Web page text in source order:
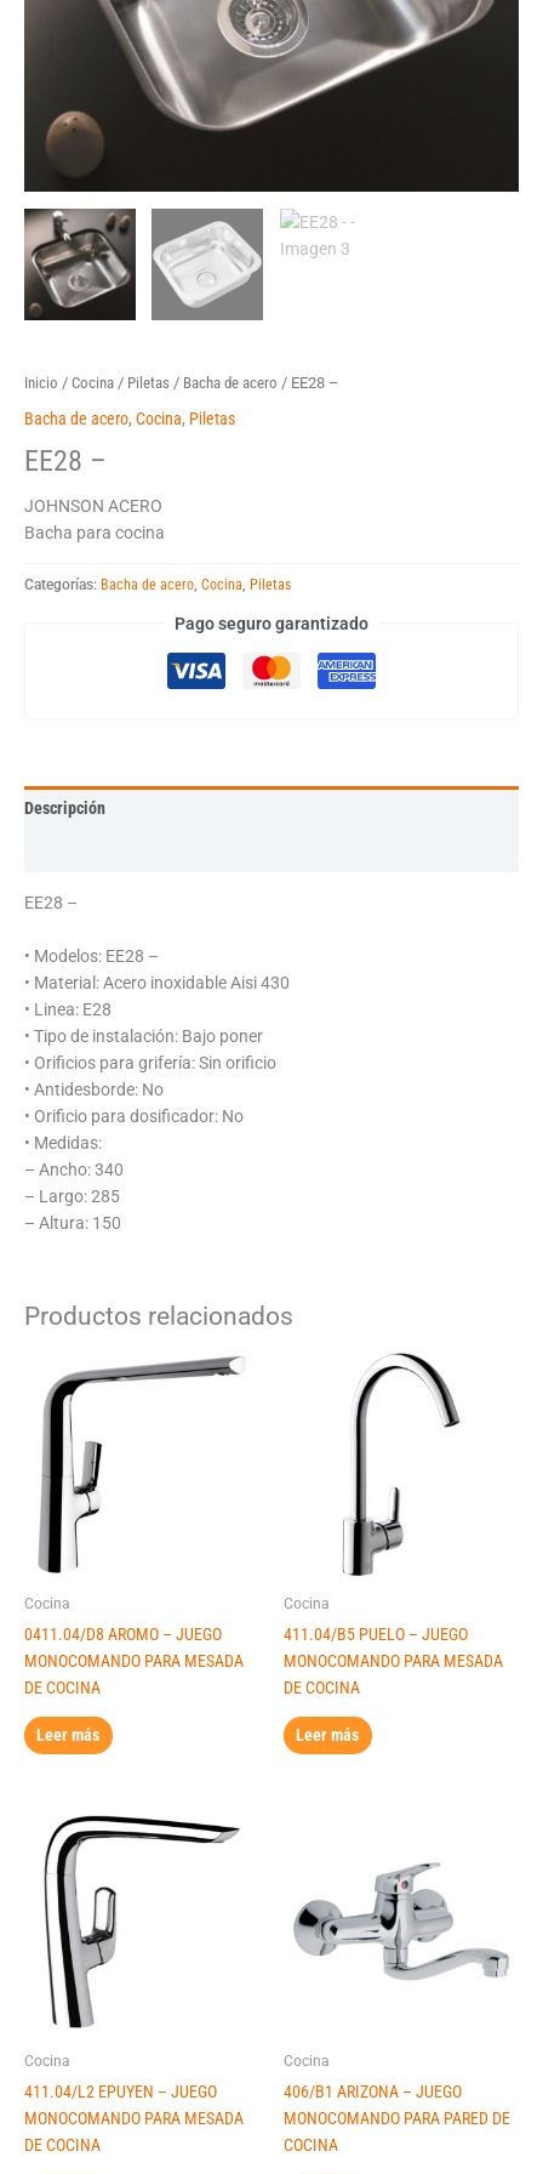
Inicio / Cocina / Piletas / Bacha de acero / EE28 –
Bacha de acero, Cocina, Piletas
EE28 –
JOHNSON ACERO
Bacha para cocina
Categorías: Bacha de acero Cocina Piletas
Pago seguro garantizado
Descripción
EE28 –
• Modelos: EE28 –
• Material: Acero inoxidable Aisi 430
• Linea: E28
• Tipo de instalación: Bajo poner
• Orificios para grifería: Sin orificio
• Antidesborde: No
• Orificio para dosificador: No
• Medidas:
– Ancho: 340
– Largo: 285
– Altura: 150
Productos relacionados
Cocina
0411.04/D8 AROMO – JUEGO
MONOCOMANDO PARA MESADA
DE COCINA
Leer más
Cocina
411.04/B5 PUELO – JUEGO
MONOCOMANDO PARA MESADA
DE COCINA
Leer más
Cocina
411.04/L2 EPUYEN – JUEGO
MONOCOMANDO PARA MESADA
DE COCINA
Cocina
406/B1 ARIZONA – JUEGO
MONOCOMANDO PARA PARED DE
COCINA